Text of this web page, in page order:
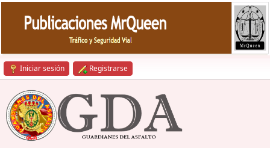
Iniciar sesión Registrarse